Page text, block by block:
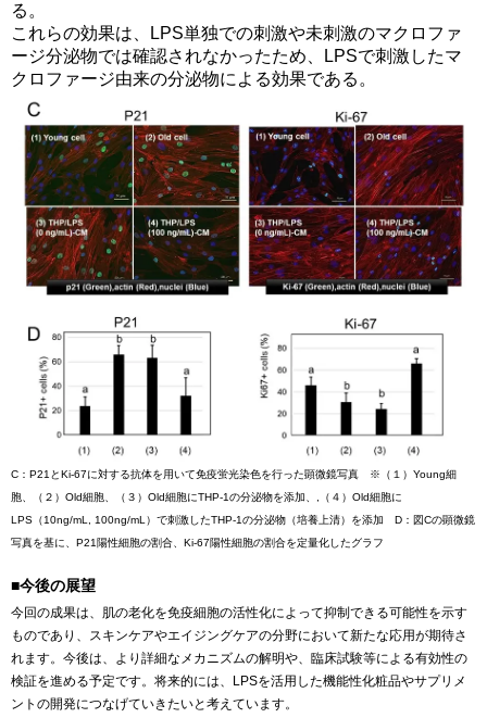
る。
これらの効果は、LPS単独での刺激や未刺激のマクロファ
ージ分泌物では確認されなかったため、LPSで刺激したマ
クロファージ由来の分泌物による効果である。
C：P21とKi-67に対する抗体を用いて免疫蛍光染色を行った顕微鏡写真 ※（１）Young細
胞、（２）Old細胞、（３）Old細胞にTHP-1の分泌物を添加、,（４）Old細胞に
LPS（10ng/mL, 100ng/mL）で刺激したTHP-1の分泌物（培養上清）を添加 D：図Cの顕微鏡
写真を基に、P21陽性細胞の割合、Ki-67陽性細胞の割合を定量化したグラフ
■今後の展望
今回の成果は、肌の老化を免疫細胞の活性化によって抑制できる可能性を示す
ものであり、スキンケアやエイジングケアの分野において新たな応用が期待さ
れます。今後は、より詳細なメカニズムの解明や、臨床試験等による有効性の
検証を進める予定です。将来的には、LPSを活用した機能性化粧品やサプリメ
ントの開発につなげていきたいと考えています。